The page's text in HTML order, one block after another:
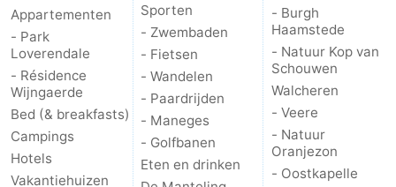
Appartementen
- Park
Loverendale
- Résidence
Wijngaerde
Bed (& breakfasts)
Campings
Hotels
Vakantiehuizen
Sporten
- Zwembaden
- Fietsen
- Wandelen
- Paardrijden
- Maneges
- Golfbanen
Eten en drinken
- Burgh
Haamstede
- Natuur Kop van
Schouwen
Walcheren
- Veere
- Natuur
Oranjezon
- Oostkapelle